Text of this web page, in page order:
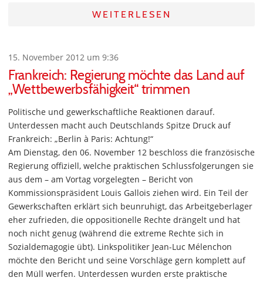
WEITERLESEN
15. November 2012 um 9:36
Frankreich: Regierung möchte das Land auf
„Wettbewerbsfähigkeit“ trimmen
Politische und gewerkschaftliche Reaktionen darauf.
Unterdessen macht auch Deutschlands Spitze Druck auf
Frankreich: „Berlin à Paris: Achtung!“
Am Dienstag, den 06. November 12 beschloss die französische
Regierung offiziell, welche praktischen Schlussfolgerungen sie
aus dem – am Vortag vorgelegten – Bericht von
Kommissionspräsident Louis Gallois ziehen wird. Ein Teil der
Gewerkschaften erklärt sich beunruhigt, das Arbeitgeberlager
eher zufrieden, die oppositionelle Rechte drängelt und hat
noch nicht genug (während die extreme Rechte sich in
Sozialdemagogie übt). Linkspolitiker Jean-Luc Mélenchon
möchte den Bericht und seine Vorschläge gern komplett auf
den Müll werfen. Unterdessen wurden erste praktische